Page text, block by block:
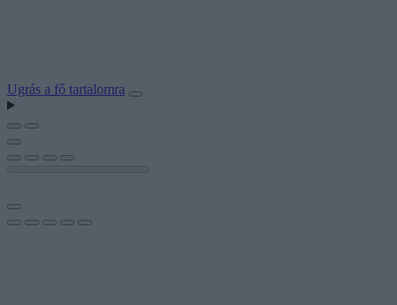
Ugrás a fő tartalomra